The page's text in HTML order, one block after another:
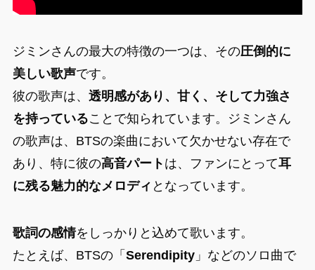
ジミンさんの最大の特徴の一つは、その圧倒的に
美しい歌声です。
彼の歌声は、 透明感があり、甘く、そして力強さ
を持っていることで知られています。ジミンさん
の歌声は、BTSの楽曲において欠かせない存在で
あり、特に彼の高音パート は、ファンにとって耳
に残る魅力的なメロディ となっています。
歌詞の感情をしっかりと込めて歌います。
たとえば、BTSの「 Serendipity」などのソロ曲で